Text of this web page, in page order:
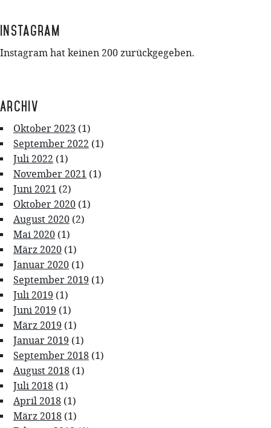
Instagram
Instagram hat keinen 200 zurückgegeben.
Archiv
Oktober 2023 (1)
September 2022 (1)
Juli 2022 (1)
November 2021 (1)
Juni 2021 (2)
Oktober 2020 (1)
August 2020 (2)
Mai 2020 (1)
März 2020 (1)
Januar 2020 (1)
September 2019 (1)
Juli 2019 (1)
Juni 2019 (1)
März 2019 (1)
Januar 2019 (1)
September 2018 (1)
August 2018 (1)
Juli 2018 (1)
April 2018 (1)
März 2018 (1)